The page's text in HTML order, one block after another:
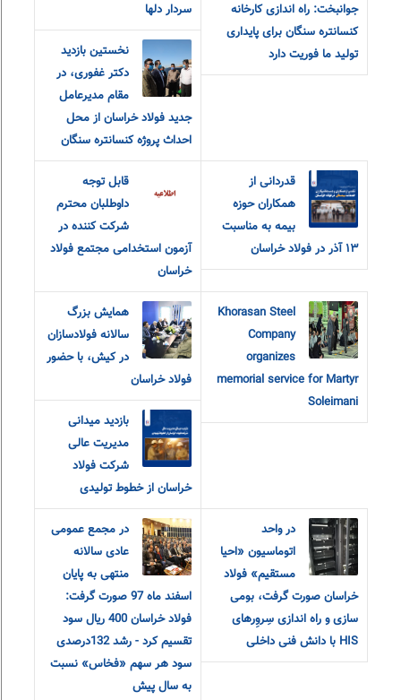
جوانبخت: راه اندازی کارخانه
کنسانتره سنگان برای پایداری
تولید ما فوریت دارد
سردار دلها
نخستین بازدید
دکتر غفوری، در
مقام مدیرعامل
جدید فولاد خراسان از محل
احداث پروژه کنسانتره سنگان
قدردانی از
همکاران حوزه
بیمه به مناسبت
۱۳ آذر در فولاد خراسان
قابل توجه
داوطلبان محترم
شرکت کننده در
آزمون استخدامی مجتمع فولاد
خراسان
Khorasan Steel
Company
organizes
memorial service for Martyr
Soleimani
همایش بزرگ
سالانه فولادسازان
در کیش، با حضور
فولاد خراسان
بازدید میدانی
مدیریت عالی
شرکت فولاد
خراسان از خطوط تولیدی
در واحد
اتوماسیون «احیا
مستقیم» فولاد
خراسان صورت گرفت، بومی
سازی و راه اندازی سِروِرهای
HIS با دانش فنی داخلی
در مجمع عمومی
عادی سالانه
منتهی به پایان
اسفند ماه 97 صورت گرفت:
فولاد خراسان 400 ریال سود
تقسیم کرد - رشد 132درصدی
سود هر سهم «فخاس» نسبت
به سال پیش